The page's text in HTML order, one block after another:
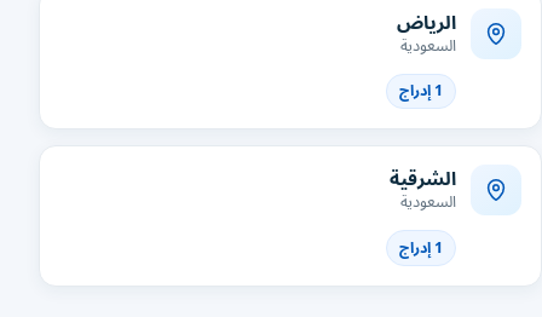
الرياض
السعودية
1 إدراج
الشرقية
السعودية
1 إدراج